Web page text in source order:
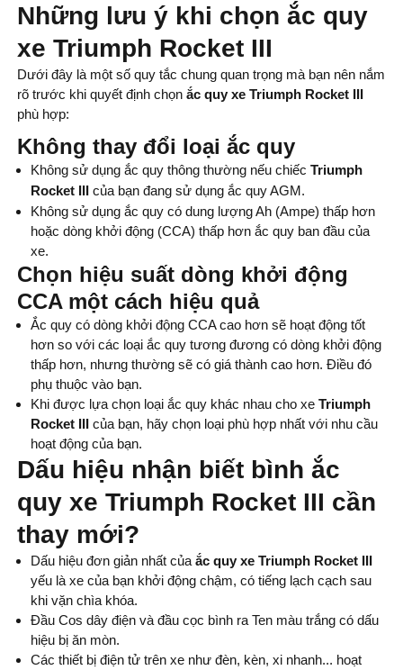
Những lưu ý khi chọn ắc quy
xe Triumph Rocket III
Dưới đây là một số quy tắc chung quan trọng mà bạn nên nắm
rõ trước khi quyết định chọn ắc quy xe Triumph Rocket III
phù hợp:
Không thay đổi loại ắc quy
Không sử dụng ắc quy thông thường nếu chiếc Triumph
Rocket III của bạn đang sử dụng ắc quy AGM.
Không sử dụng ắc quy có dung lượng Ah (Ampe) thấp hơn
hoặc dòng khởi động (CCA) thấp hơn ắc quy ban đầu của
xe.
Chọn hiệu suất dòng khởi động
CCA một cách hiệu quả
Ắc quy có dòng khởi động CCA cao hơn sẽ hoạt động tốt
hơn so với các loại ắc quy tương đương có dòng khởi động
thấp hơn, nhưng thường sẽ có giá thành cao hơn. Điều đó
phụ thuộc vào bạn.
Khi được lựa chọn loại ắc quy khác nhau cho xe Triumph
Rocket III của bạn, hãy chọn loại phù hợp nhất với nhu cầu
hoạt động của bạn.
Dấu hiệu nhận biết bình ắc
quy xe Triumph Rocket III cần
thay mới?
Dấu hiệu đơn giản nhất của ắc quy xe Triumph Rocket III
yếu là xe của bạn khởi động chậm, có tiếng lạch cạch sau
khi vặn chìa khóa.
Đầu Cos dây điện và đầu cọc bình ra Ten màu trắng có dấu
hiệu bị ăn mòn.
Các thiết bị điện tử trên xe như đèn, kèn, xi nhanh... hoạt